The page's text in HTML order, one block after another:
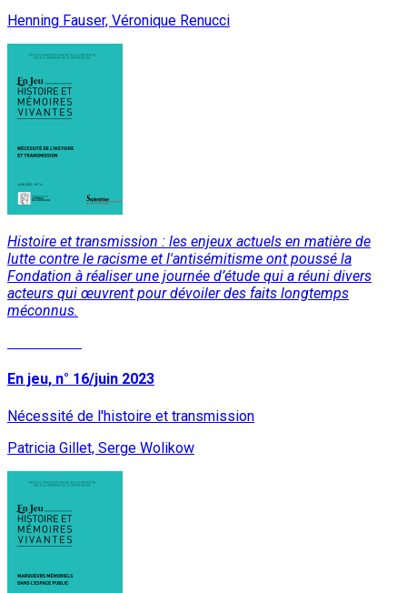
Henning Fauser, Véronique Renucci
Histoire et transmission : les enjeux actuels en matière de
lutte contre le racisme et l'antisémitisme ont poussé la
Fondation à réaliser une journée d’étude qui a réuni divers
acteurs qui œuvrent pour dévoiler des faits longtemps
méconnus.
En jeu, n° 16/juin 2023
Nécessité de l'histoire et transmission
Patricia Gillet, Serge Wolikow